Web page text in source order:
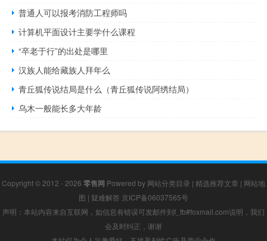
普通人可以报考消防工程师吗
计算机平面设计主要学什么课程
“卒老于行”的出处是哪里
汉族人能给藏族人拜年么
青丘狐传说结局是什么（青丘狐传说阿绣结局）
乌木一般能长多大年龄
Copyright © 2012 - 2026 零售网 Powered by 网站分类目录 | 精选推荐文章 | 网站地
图 | 疑难解答 京ICP备06037565号
声明：本站内容来自互联网，如信息有错误可发邮件到f_fb#foxmail.com说明，我们
会及时纠正，谢谢